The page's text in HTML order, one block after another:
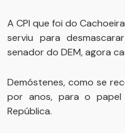
A CPI que foi do
serviu para
senador do DEM, agora
Demóstenes, como se
por anos, para o
República.